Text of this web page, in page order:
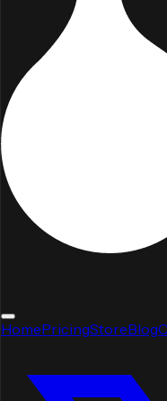
HomePricingStoreBlog